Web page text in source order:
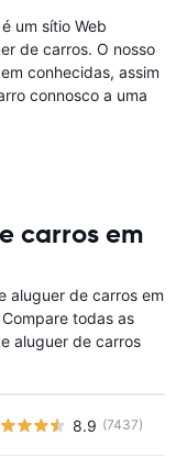
um sítio Web
de carros. O nosso
conhecidas, assim
connosco a uma
carros em
aluguer de carros em
todas as
aluguer de carros
8.9 (7437)